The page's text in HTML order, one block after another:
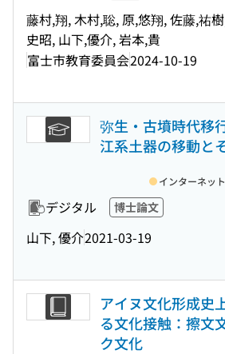
藤村,翔, 木村,聡, 原,悠翔, 佐藤,祐
史昭, 山下,優介, 岩本,貴
富士市教育委員会2024-10-19
弥生・古墳時代移
江系土器の移動と
デジタル 博士論文
山下, 優介2021-03-19
インターネッ
アイヌ文化形成史
る文化接触：擦文
ク文化